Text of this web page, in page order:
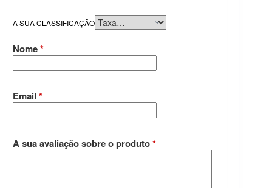
A SUA CLASSIFICAÇÃO
Nome*
Email *
A sua avaliação sobre o produto*